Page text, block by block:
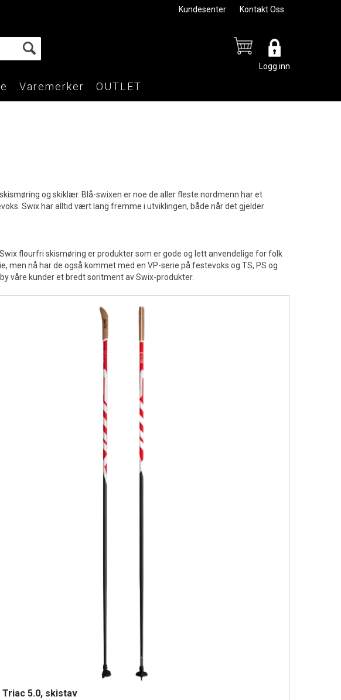
Kundesenter Kontakt Oss
Logg inn
Varemerker OUTLET
og skiklær. Blå-swixen er noe de aller fleste nordmenn har et
Swix har alltid vært lang fremme i utviklingen, både når det gjelder
flourfri skismøring er produkter som er gode og lett anvendelige for folk
men nå har de også kommet med en VP-serie på festevoks og TS, PS og
våre kunder et bredt soritment av Swix-produkter.
Triac 5.0, skistav